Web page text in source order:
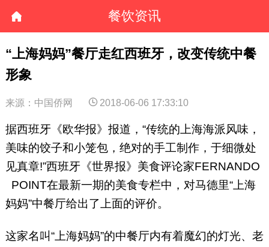
餐饮资讯
“上海妈妈”餐厅走红西班牙，改变传统中餐
形象
来源：中国侨网 2018-06-06 17:33:10
据西班牙《欧华报》报道，“传统的上海海派风味，
美味的饺子和小笼包，绝对的手工制作，于细微处
见真章!”西班牙《世界报》美食评论家FERNANDO
POINT在最新一期的美食专栏中，对马德里“上海
妈妈”中餐厅给出了上面的评价。
这家名叫“上海妈妈”的中餐厅内有着魔幻的灯光、老